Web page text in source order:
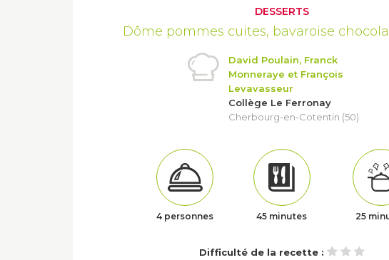
DESSERTS
Dôme pommes cuites, bavaroise
David Poulain, Franck
Monneraye et François
Levavasseur
Collège Le Ferronay
Cherbourg-en-Cotentin (50)
4 personnes 45 minutes 25
Difficulté de la recette :